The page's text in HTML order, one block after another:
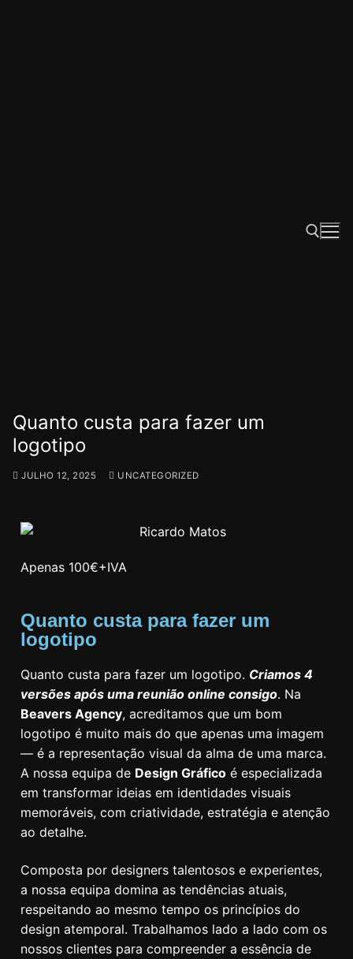
Quanto custa para fazer um
logotipo
JULHO 12, 2025 UNCATEGORIZED
Apenas 100€+IVA
Quanto custa para fazer um
logotipo
Quanto custa para fazer um logotipo. Criamos 4
versões após uma reunião online consigo. Na
Beavers Agency, acreditamos que um bom
logotipo é muito mais do que apenas uma imagem
— é a representação visual da alma de uma marca.
A nossa equipa de Design Gráfico é especializada
em transformar ideias em identidades visuais
memoráveis, com criatividade, estratégia e atenção
ao detalhe.
Composta por designers talentosos e experientes,
a nossa equipa domina as tendências atuais,
respeitando ao mesmo tempo os princípios do
design atemporal. Trabalhamos lado a lado com os
nossos clientes para compreender a essência de